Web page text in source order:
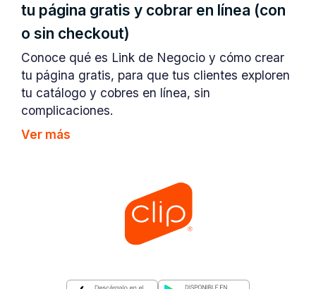
tu página gratis y cobrar en línea (con
o sin checkout)
Conoce qué es Link de Negocio y cómo crear
tu página gratis, para que tus clientes exploren
tu catálogo y cobres en línea, sin
complicaciones.
Ver más